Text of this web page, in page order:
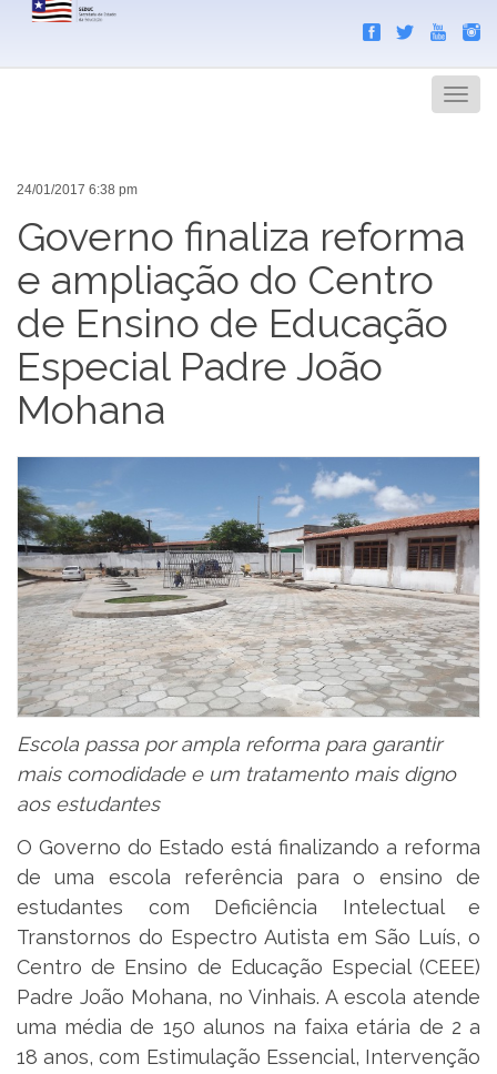
Menu
24/01/2017 6:38 pm
Governo finaliza reforma
e ampliação do Centro
de Ensino de Educação
Especial Padre João
Mohana
Escola passa por ampla reforma para garantir
mais comodidade e um tratamento mais digno
aos estudantes
O Governo do Estado está finalizando a reforma
de uma escola referência para o ensino de
estudantes com Deficiência Intelectual e
Transtornos do Espectro Autista em São Luís, o
Centro de Ensino de Educação Especial (CEEE)
Padre João Mohana, no Vinhais. A escola atende
uma média de 150 alunos na faixa etária de 2 a
18 anos, com Estimulação Essencial, Intervenção